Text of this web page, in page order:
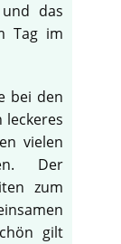
und das
Tag im
bei den
vielen
Der
zum
gilt